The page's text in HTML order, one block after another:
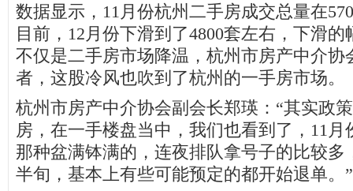
数据显示，11月份杭州二手房成交总量在
目前，12月份下滑到了4800套左右，下滑的
不仅是二手房市场降温，杭州市房产中介协
者，这股冷风也吹到了杭州的一手房市场。
杭州市房产中介协会副会长郑瑛：“其实政
房，在一手楼盘当中，我们也看到了，11月
那种盆满钵满的，连夜排队拿号子的比较多
半旬，基本上有些可能预定的都开始退单。”